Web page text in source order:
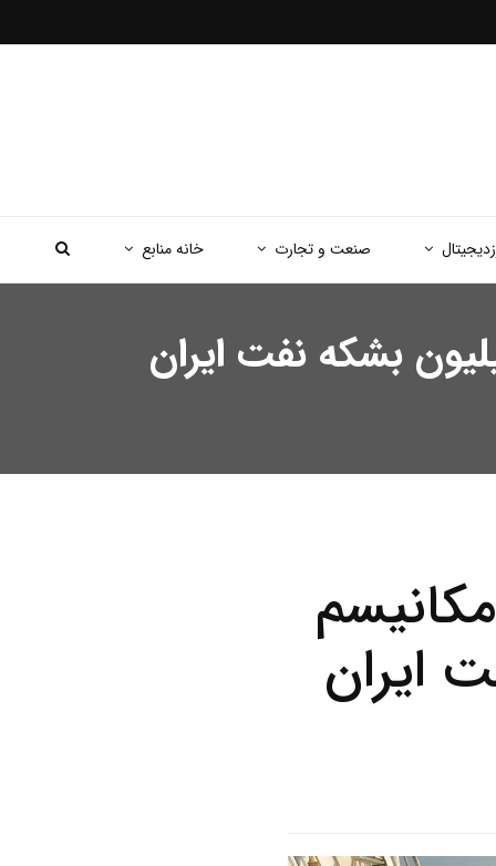
صنعت و تجارت خانه منابع
نفت ایران پس از مکانیسم ماشه/ مقصد ۱۰ میلیون بشکه نفت ایران
نفت ایران